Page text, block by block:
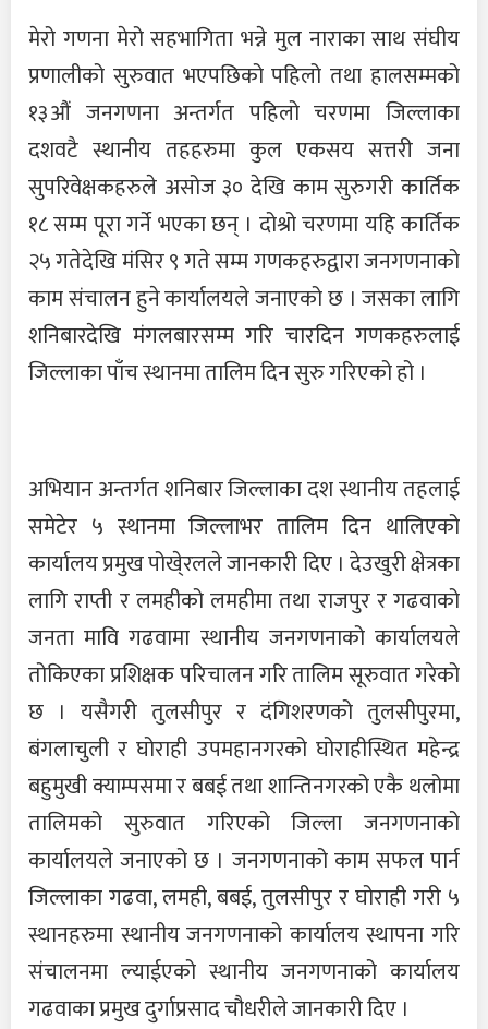
मेरो गणना मेरो सहभागिता भन्ने मुल नाराका साथ संघीय
प्रणालीको सुरुवात भएपछिको पहिलो तथा हालसम्मको
१३औं जनगणना अन्तर्गत पहिलो चरणमा जिल्लाका
दशवटै स्थानीय तहहरुमा कुल एकसय सत्तरी जना
सुपरिवेक्षकहरुले असोज ३० देखि काम सुरुगरी कार्तिक
१८ सम्म पूरा गर्ने भएका छन् । दोश्रो चरणमा यहि कार्तिक
२५ गतेदेखि मंसिर ९ गते सम्म गणकहरुद्वारा जनगणनाको
काम संचालन हुने कार्यालयले जनाएको छ । जसका लागि
शनिबारदेखि मंगलबारसम्म गरि चारदिन गणकहरुलाई
जिल्लाका पाँच स्थानमा तालिम दिन सुरु गरिएको हो ।
अभियान अन्तर्गत शनिबार जिल्लाका दश स्थानीय तहलाई
समेटेर ५ स्थानमा जिल्लाभर तालिम दिन थालिएको
कार्यालय प्रमुख पोखे्रलले जानकारी दिए । देउखुरी क्षेत्रका
लागि राप्ती र लमहीको लमहीमा तथा राजपुर र गढवाको
जनता मावि गढवामा स्थानीय जनगणनाको कार्यालयले
तोकिएका प्रशिक्षक परिचालन गरि तालिम सूरुवात गरेको
छ । यसैगरी तुलसीपुर र दंगिशरणको तुलसीपुरमा,
बंगलाचुली र घोराही उपमहानगरको घोराहीस्थित महेन्द्र
बहुमुखी क्याम्पसमा र बबई तथा शान्तिनगरको एकै थलोमा
तालिमको सुरुवात गरिएको जिल्ला जनगणनाको
कार्यालयले जनाएको छ । जनगणनाको काम सफल पार्न
जिल्लाका गढवा, लमही, बबई, तुलसीपुर र घोराही गरी ५
स्थानहरुमा स्थानीय जनगणनाको कार्यालय स्थापना गरि
संचालनमा ल्याईएको स्थानीय जनगणनाको कार्यालय
गढवाका प्रमुख दुर्गाप्रसाद चौधरीले जानकारी दिए ।